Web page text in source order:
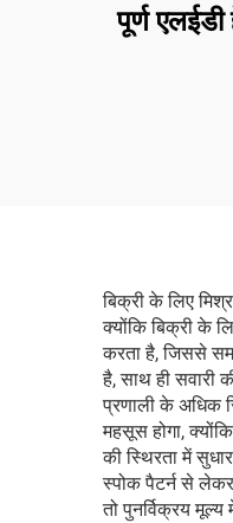
पूर्ण
बिक्री के लिए
क्योंकि बिक्री के
करता है, जिससे
है, साथ ही सवारी
प्रणाली के अधिक
महसूस होगा,
की स्थिरता में
स्पोक पैटर्न से
तो पुनर्विक्रय